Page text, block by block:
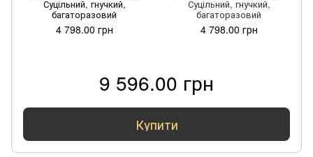
Суцільний, гнучкий,
багаторазовий
4 798.00 грн
Суцільний, гнучкий,
багаторазовий
4 798.00 грн
9 596.00 грн
Купити